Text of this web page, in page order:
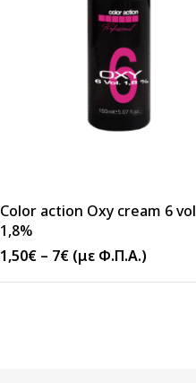
Color action Oxy cream 6 vol
1,8%
1,50€ – 7€ (με Φ.Π.Α.)